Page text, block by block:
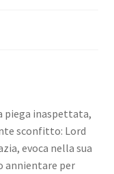
piega inaspettata,
sconfitto: Lord
evoca nella sua
annientare per